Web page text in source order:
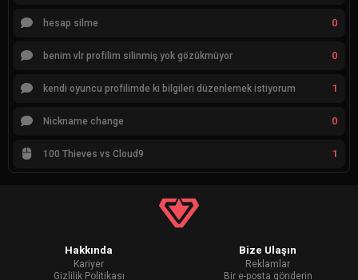
hesap silme 0
benim vlr profilim silinmiş yok gözükmüyor 0
kendi oyuncu profilimde ki bilgileri düzenlemek istiyorum 1
Nickname change 0
100 Thieves vs Cloud9 1
Hakkında
Kariyer
Gizlilik Politikası
Bize Ulaşın
Reklamlar
Bir e-posta gönderin